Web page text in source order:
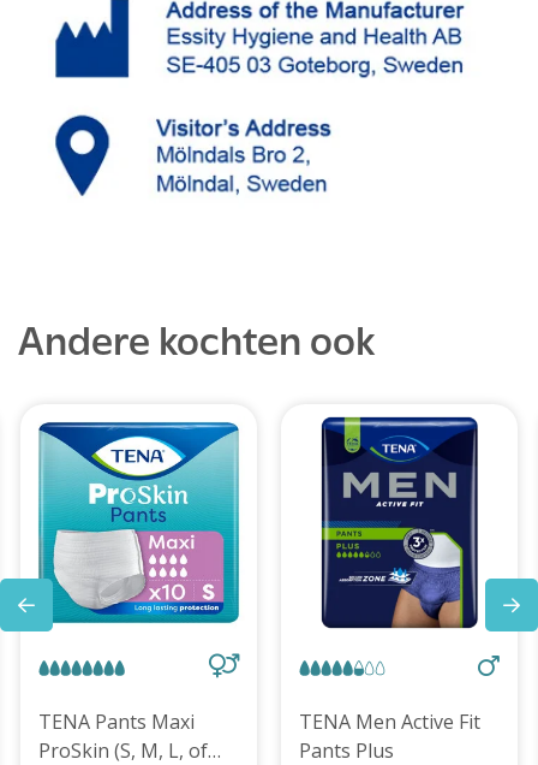
Andere kochten ook
TENA Pants Maxi
ProSkin (S, M, L, of
TENA Men Active Fit
Pants Plus